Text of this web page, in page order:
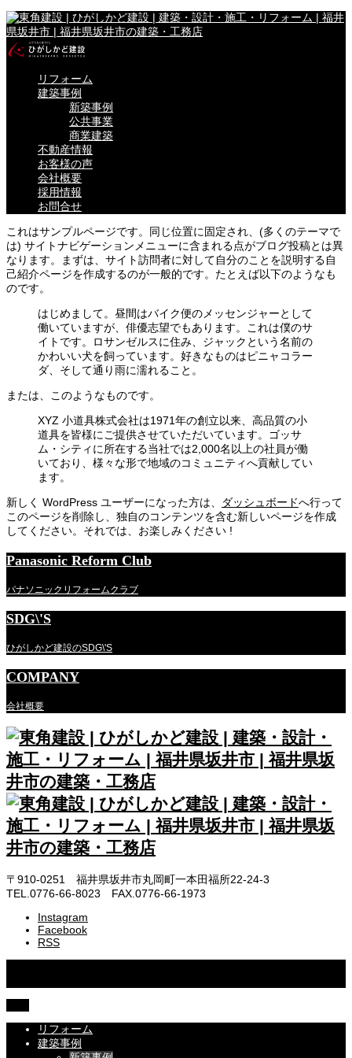
リフォーム
建築事例
新築事例
公共事業
商業建築
不動産情報
お客様の声
会社概要
採用情報
お問合せ
これはサンプルページです。同じ位置に固定され、(多くのテーマで
は) サイトナビゲーションメニューに含まれる点がブログ投稿とは異
なります。まずは、サイト訪問者に対して自分のことを説明する自
己紹介ページを作成するのが一般的です。たとえば以下のようなも
のです。
はじめまして。昼間はバイク便のメッセンジャーとして
働いていますが、俳優志望でもあります。これは僕のサ
イトです。ロサンゼルスに住み、ジャックという名前の
かわいい犬を飼っています。好きなものはピニャコラー
ダ、そして通り雨に濡れること。
または、このようなものです。
XYZ 小道具株式会社は1971年の創立以来、高品質の小
道具を皆様にご提供させていただいています。ゴッサ
ム・シティに所在する当社では2,000名以上の社員が働
いており、様々な形で地域のコミュニティへ貢献してい
ます。
新しく WordPress ユーザーになった方は、
ダッシュボードへ行って
このページを削除し、独自のコンテンツを含む新しいページを作成
してください。それでは、お楽しみください !
Panasonic Reform Club
パナソニックリフォームクラブ
SDG\'S
ひがしかど建設のSDG\'S
COMPANY
会社概要
〒910-0251 福井県坂井市丸岡町一本田福所22-24-3
TEL.0776-66-8023 FAX.0776-66-1973
Instagram
Facebook
RSS
リフォーム
建築事例